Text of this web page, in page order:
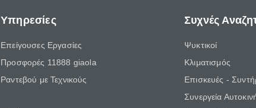
Υπηρεσίες
Επείγουσες Εργασίες
Προσφορές 11888 giaola
Ραντεβού με Τεχνικούς
Συχνές
Ψυκτικοί
Κλιματισμός
Επισκευές -
Συνεργεία